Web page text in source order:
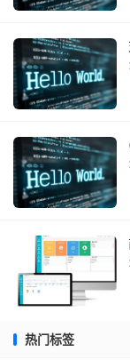
热门标签